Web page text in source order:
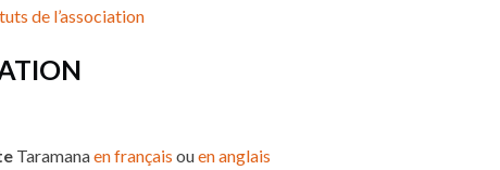
de l’association
Taramanaen français ouen anglais